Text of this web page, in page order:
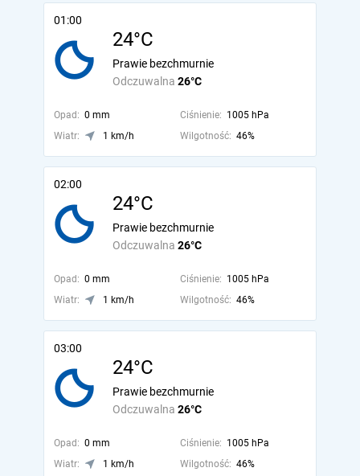
01:00
24°C
Odczuwalna 26°C
Prawie bezchmurnie
Opad: 0 mm Ciśnienie: 1005 hPa
Wiatr:
1 km/h Wilgotność: 46%
02:00
24°C
Odczuwalna 26°C
Prawie bezchmurnie
Opad: 0 mm Ciśnienie: 1005 hPa
Wiatr:
1 km/h Wilgotność: 46%
03:00
24°C
Odczuwalna 26°C
Prawie bezchmurnie
Opad: 0 mm Ciśnienie: 1005 hPa
Wiatr:
1 km/h Wilgotność: 46%